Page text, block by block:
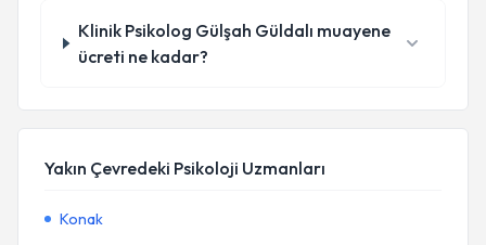
Klinik Psikolog Gülşah Güldalı muayene
ücreti ne kadar?
Yakın Çevredeki Psikoloji Uzmanları
Konak